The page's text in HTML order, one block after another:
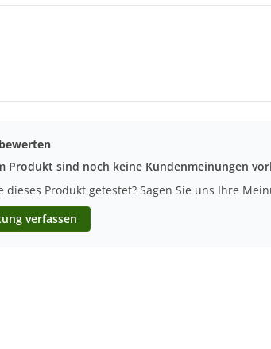
Produkt sind noch keine Kundenmeinungen
dieses Produkt getestet? Sagen Sie uns Ihre
verfassen